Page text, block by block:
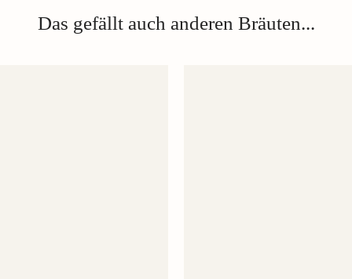
Das gefällt auch anderen Bräuten...